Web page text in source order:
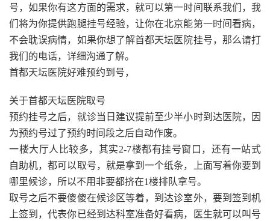
号，如果你有这方面的需求，就可以第一时间联系我们，我
们将为你提供跑腿挂号经验，让你在北京能第一时间看病，
不会耽误病情，如果你想了解首都天坛医院挂号，那么请打
我们的电话，详细沟通了解。
首都天坛医院好难预约到号，
关于首都天坛医院取号
预约挂号之后，就诊当日建议提前至少半小时到达医院，因
为预约号过了预约时间段之后自动作废。
一楼大厅人比较多，其实2-7楼都有挂号窗口，还有一站式
自助机，都可以取号，就是拿到一个纸条，上面写着你要到
哪里候诊，所以不用非要都挤在1楼排队拿号。
取号之后不要傻傻在候诊区等着，到达诊室外，要到签到机
上签到，代表你已经到达科室准备好看病，医生就可以叫号